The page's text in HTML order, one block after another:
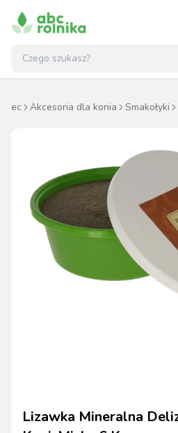
Akcesoria dla konia Smakołyki
Lizawka Mineralna